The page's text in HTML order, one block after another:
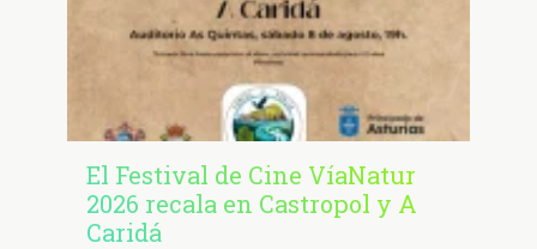
El Festival de Cine VíaNatur
2026 recala en Castropol y A
Caridá